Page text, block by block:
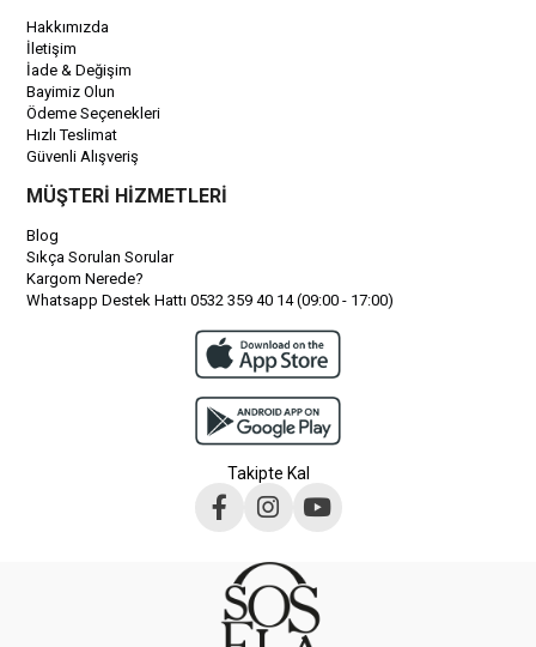
Hakkımızda
İletişim
İade & Değişim
Bayimiz Olun
Ödeme Seçenekleri
Hızlı Teslimat
Güvenli Alışveriş
MÜŞTERİ HİZMETLERİ
Blog
Sıkça Sorulan Sorular
Kargom Nerede?
Whatsapp Destek Hattı 0532 359 40 14 (09:00 - 17:00)
Takipte Kal